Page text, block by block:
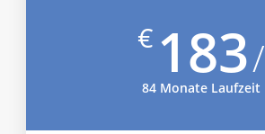
€ 183/
84 Monate Laufzeit